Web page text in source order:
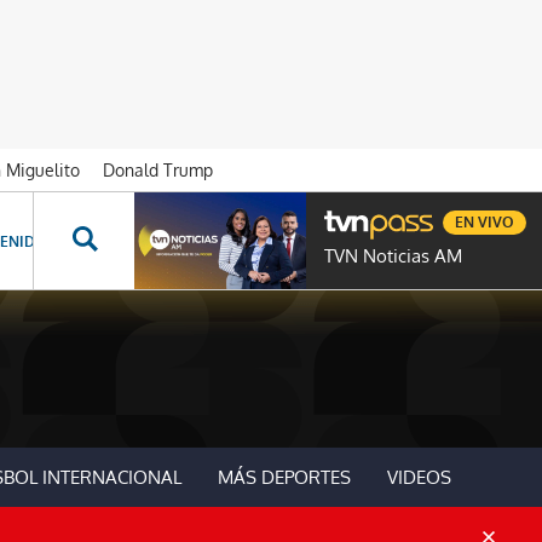
Miguelito Donald Trump
ESPECIALES NOVELAS PROGRAMAS GENTE TVN
TVN Noticias AM
EN VIVO
INTERNACIONAL MÁS DEPORTES VIDEOS